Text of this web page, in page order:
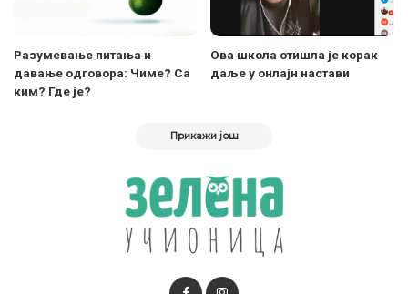
Разумевање питања и
давање одговора: Чиме? Са
ким? Где је?
Ова школа отишла је корак
даље у онлајн настави
Прикажи још